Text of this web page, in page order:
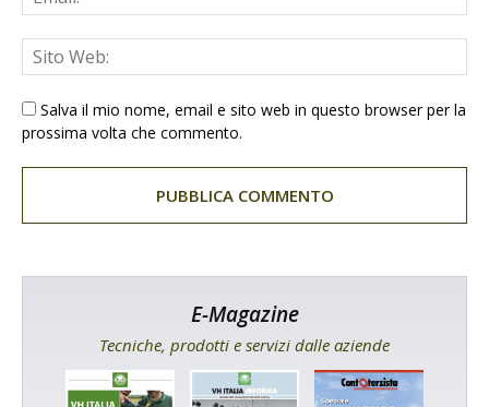
Salva il mio nome, email e sito web in questo browser per la
prossima volta che commento.
E-Magazine
Tecniche, prodotti e servizi dalle aziende